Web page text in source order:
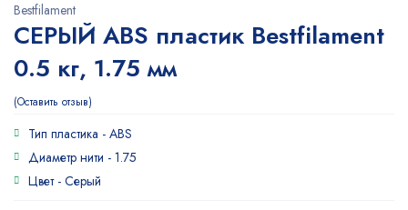
Bestfilament
СЕРЫЙ ABS пластик Bestfilament
0.5 кг, 1.75 мм
Оставить отзыв
Тип пластика - ABS
Диаметр нити - 1.75
Цвет - Серый